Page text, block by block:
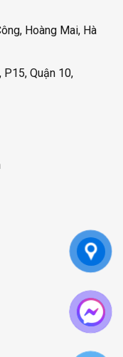
Hoàng Mai, Hà
P15, Quận 10,